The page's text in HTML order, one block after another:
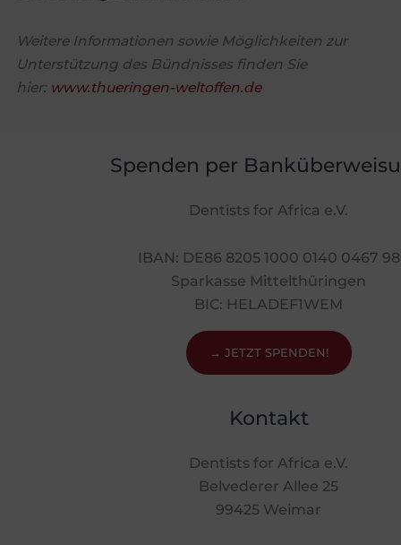
Weitere Informationen sowie Möglichkeiten zur
Unterstützung des Bündnisses finden Sie
hier: www.thueringen-weltoffen.de
Spenden per
Dentists for Africa e.V.
IBAN: DE86 8205 1000 0140 0467 98
Sparkasse Mittelthüringen
BIC: HELADEF1WEM
→ JETZT SPENDEN!
Kontakt
Dentists for Africa e.V.
Belvederer Allee 25
99425 Weimar